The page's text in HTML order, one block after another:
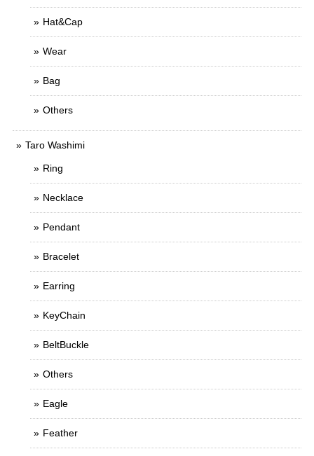
Hat&Cap
Wear
Bag
Others
Taro Washimi
Ring
Necklace
Pendant
Bracelet
Earring
KeyChain
BeltBuckle
Others
Eagle
Feather